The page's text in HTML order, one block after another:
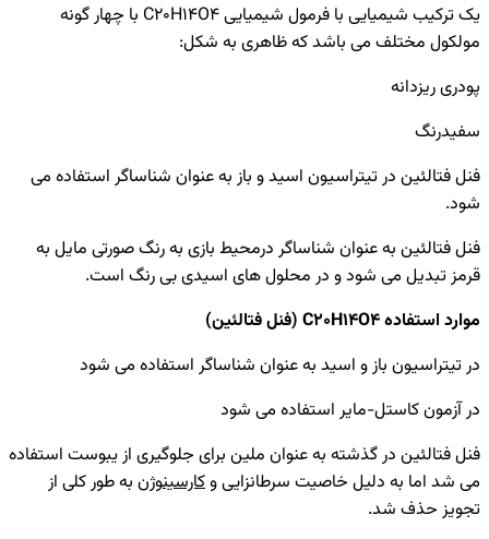
یک ترکیب شیمیایی با فرمول شیمیایی C20H14O4 با چهار گونه
مولکول مختلف می باشد که ظاهری به شکل:
پودری ریزدانه
سفیدرنگ
فنل فتالئین در تیتراسیون اسید و باز به عنوان شناساگر استفاده می
شود.
فنل فتالئین به عنوان شناساگر درمحیط بازی به رنگ صورتی مایل به
قرمز تبدیل می شود و در محلول های اسیدی بی رنگ است.
موارد استفاده C20H14O4 (فنل فتالئین)
در تیتراسیون باز و اسید به عنوان شناساگر استفاده می شود
در آزمون کاستل-مایر استفاده می شود
فنل فتالئین در گذشته به عنوان ملین برای جلوگیری از یبوست استفاده
می شد اما به دلیل خاصیت سرطانزایی وکارسینوژن به طور کلی از
تجویز حذف شد.